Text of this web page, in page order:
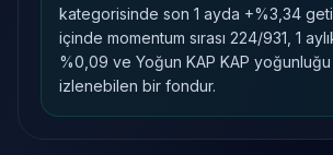
kategorisinde son 1 ayda +%3,34
içinde momentum sırası 224/931, 1
%0,09 ve Yoğun KAP KAP
izlenebilen bir fondur.